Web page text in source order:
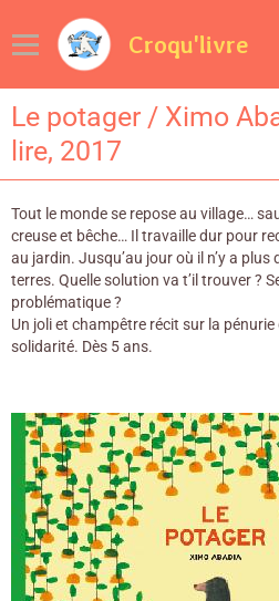
Croqu'livre
Le potager / Ximo
lire, 2017
Tout le monde se repose au village…
creuse et bêche… Il travaille dur pour
au jardin. Jusqu’au jour où il n’y a plus
terres. Quelle solution va t’il trouver ?
problématique ?
Un joli et champêtre récit sur la pénurie
solidarité. Dès 5 ans.